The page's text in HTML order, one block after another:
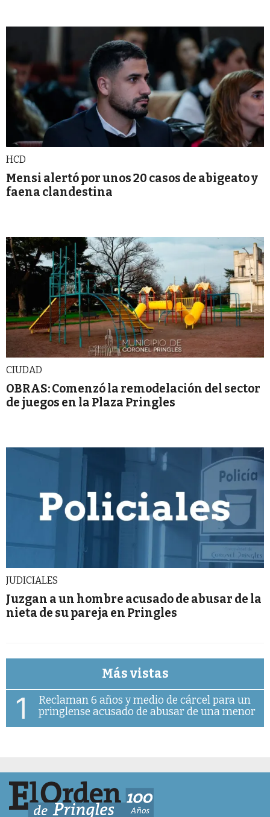
HCD
Mensi alertó por unos 20 casos de abigeato y
faena clandestina
CIUDAD
OBRAS: Comenzó la remodelación del sector
de juegos en la Plaza Pringles
JUDICIALES
Juzgan a un hombre acusado de abusar de la
nieta de su pareja en Pringles
Más vistas
1
Reclaman 6 años y medio de cárcel para un
pringlense acusado de abusar de una menor